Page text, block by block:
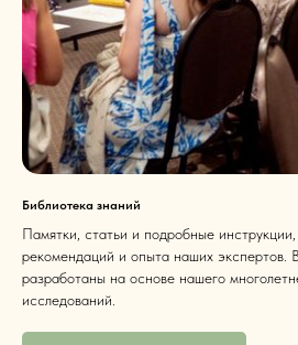
Библиотека знаний
Памятки, статьи и подробные
рекомендаций и опыта наших экспертов.
разработаны на основе нашего
исследований.